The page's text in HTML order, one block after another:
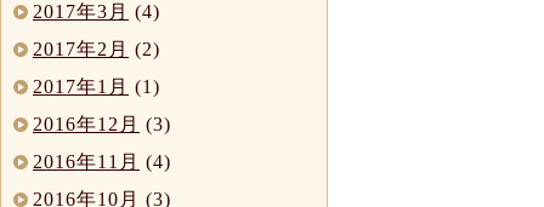
2017年3月 (4)
2017年2月 (2)
2017年1月 (1)
2016年12月 (3)
2016年11月 (4)
2016年10月 (3)